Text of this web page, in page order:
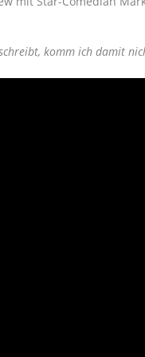
komm ich damit